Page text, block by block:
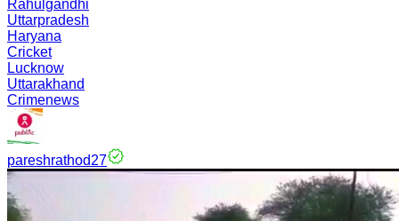
Rahulgandhi
Uttarpradesh
Haryana
Cricket
Lucknow
Uttarakhand
Crimenews
pareshrathod27